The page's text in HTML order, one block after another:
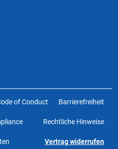
of Conduct Barrierefreiheit
Rechtliche Hinweise
Vertrag widerrufen